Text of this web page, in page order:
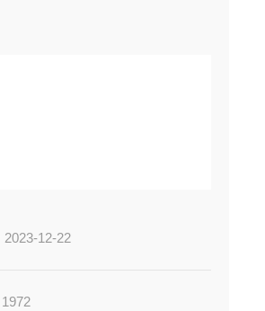
2023-12-22
1972